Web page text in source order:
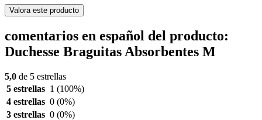
Valora este producto
comentarios en español del producto:
Duchesse Braguitas Absorbentes M
5,0 de 5 estrellas
5 estrellas 1 (100%)
4 estrellas 0 (0%)
3 estrellas 0 (0%)